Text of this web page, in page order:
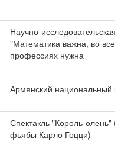
Научно-
"Математика важна, во
профессиях нужна
Армянский национальный
Спектакль "Король-
фьябы Карло Гоцци)